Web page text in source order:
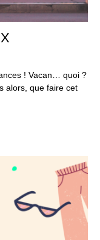
! Vacan… quoi ?
alors, que faire cet